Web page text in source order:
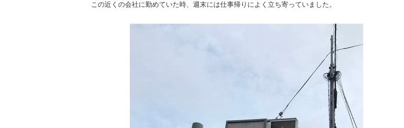
この近くの会社に勤めていた時、週末には仕事帰りによく立ち寄っていました。